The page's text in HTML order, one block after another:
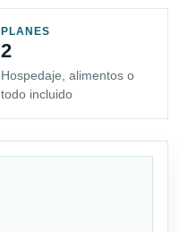
PLANES
2
Hospedaje, alimentos o
todo incluido